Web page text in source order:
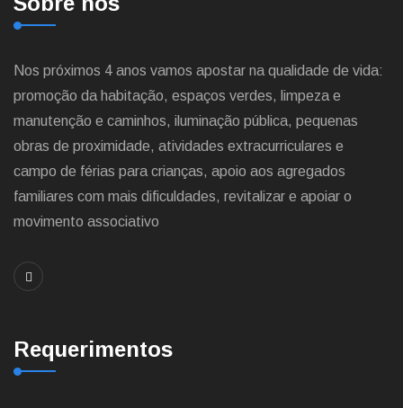
Nos próximos 4 anos vamos apostar na qualidade de vida:
promoção da habitação, espaços verdes, limpeza e
manutenção e caminhos, iluminação pública, pequenas
obras de proximidade, atividades extracurriculares e
campo de férias para crianças, apoio aos agregados
familiares com mais dificuldades, revitalizar e apoiar o
movimento associativo
Requerimentos